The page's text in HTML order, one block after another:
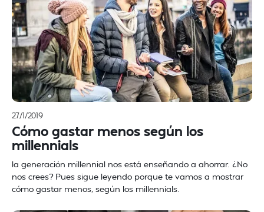
27/1/2019
Cómo gastar menos según los
millennials
la generación millennial nos está enseñando a ahorrar. ¿No
nos crees? Pues sigue leyendo porque te vamos a mostrar
cómo gastar menos, según los millennials.